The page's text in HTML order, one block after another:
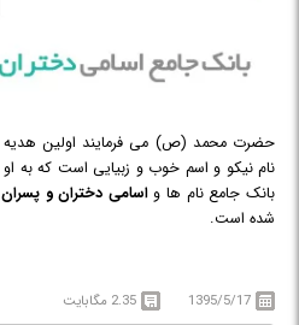
حضرت محمد (ص) می فرمایند اولین هدیه
نام نیکو و اسم خوب و زبیایی است که به
بانک جامع نام ها واسامی دختران و پسران
شده است.
1395/5/17 2.35 مگابایت